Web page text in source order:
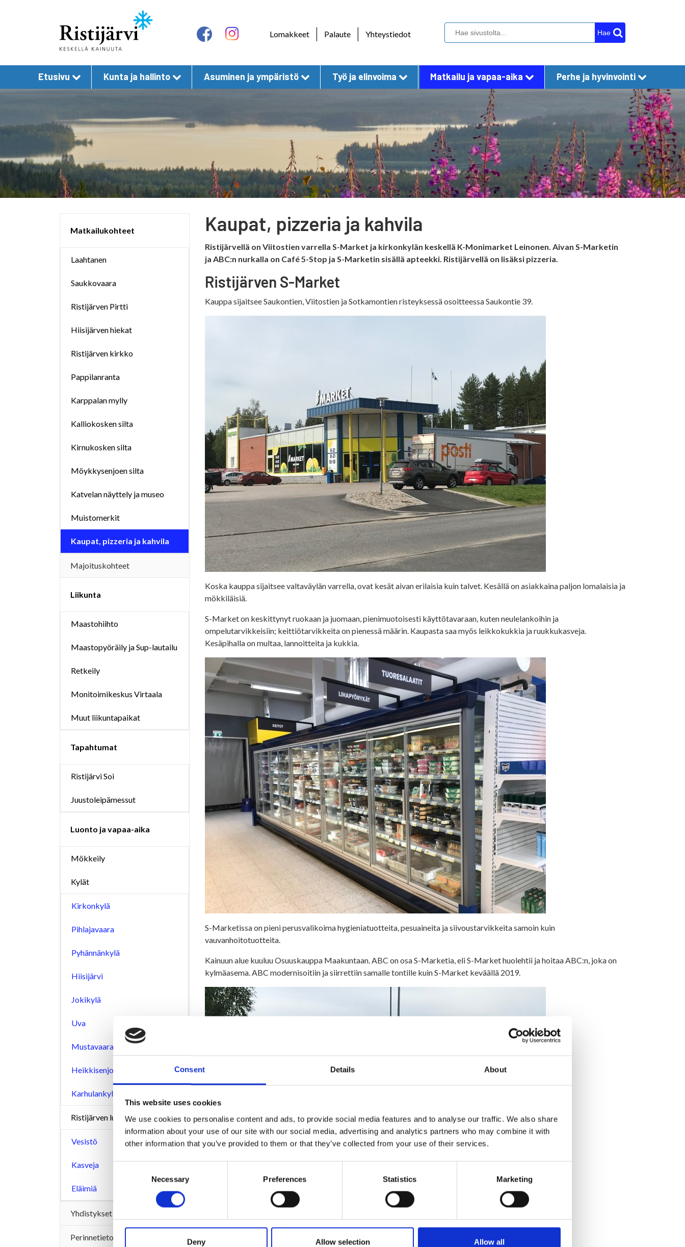
Consent Details About
This website uses cookies
We use cookies to personalise content and ads, to provide social media features and to analyse our traffic. We also share
information about your use of our site with our social media, advertising and analytics partners who may combine it with
other information that you’ve provided to them or that they’ve collected from your use of their services.
Necessary Preferences Statistics Marketing
Deny Allow selection Allow all
Lomakkeet | Palaute | Yhteystiedot Hae
Etusivu Kunta ja hallinto Asuminen ja ympäristö Työ ja elinvoima Matkailu ja vapaa-aika Perhe ja hyvinvointi
Matkailukohteet
Laahtanen
Saukkovaara
Ristijärven Pirtti
Hiisijärven hiekat
Ristijärven kirkko
Pappilanranta
Karppalan mylly
Kalliokosken silta
Kirnukosken silta
Möykkysenjoen silta
Katvelan näyttely ja museo
Muistomerkit
Kaupat, pizzeria ja kahvila
Majoituskohteet
Liikunta
Maastohiihto
Maastopyöräily ja Sup-lautailu
Retkeily
Monitoimikeskus Virtaala
Muut liikuntapaikat
Tapahtumat
Ristijärvi Soi
Juustoleipämessut
Luonto ja vapaa-aika
Mökkeily
Kylät
Kirkonkylä
Pihlajavaara
Pyhännänkylä
Hiisijärvi
Jokikylä
Uva
Mustavaara
Heikkisenjoki
Karhulankylä
Ristijärven luonto
Vesistö
Kasveja
Eläimiä
Yhdistykset
Perinnetietoa
Kaupat, pizzeria ja kahvila
Ristijärvellä on Viitostien varrella S-Market ja kirkonkylän keskellä K-Monimarket Leinonen. Aivan S-Marketin
ja ABC:n nurkalla on Café 5-Stop ja S-Marketin sisällä apteekki. Ristijärvellä on lisäksi pizzeria.
Ristijärven S-Market
Kauppa sijaitsee Saukontien, Viitostien ja Sotkamontien risteyksessä osoitteessa Saukontie 39.
Koska kauppa sijaitsee valtaväylän varrella, ovat kesät aivan erilaisia kuin talvet. Kesällä on asiakkaina paljon lomalaisia ja
mökkiläisiä.
S-Market on keskittynyt ruokaan ja juomaan, pienimuotoisesti käyttötavaraan, kuten neulelankoihin ja
ompelutarvikkeisiin; keittiötarvikkeita on pienessä määrin. Kaupasta saa myös leikkokukkia ja ruukkukasveja.
Kesäpihalla on multaa, lannoitteita ja kukkia.
S-Marketissa on pieni perusvalikoima hygieniatuotteita, pesuaineita ja siivoustarvikkeita samoin kuin
vauvanhoitotuotteita.
Kainuun alue kuuluu Osuuskauppa Maakuntaan. ABC on osa S-Marketia, eli S-Market huolehtii ja hoitaa ABC:n, joka on
kylmäasema. ABC modernisoitiin ja siirrettiin samalle tontille kuin S-Market keväällä 2019.